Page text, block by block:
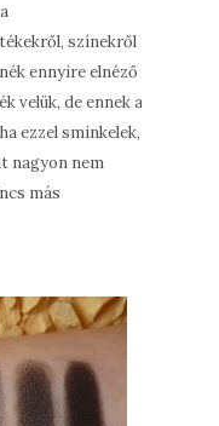
színekről
ennyire elnéző
velük, de ennek a
ezzel sminkelek,
nagyon nem
más